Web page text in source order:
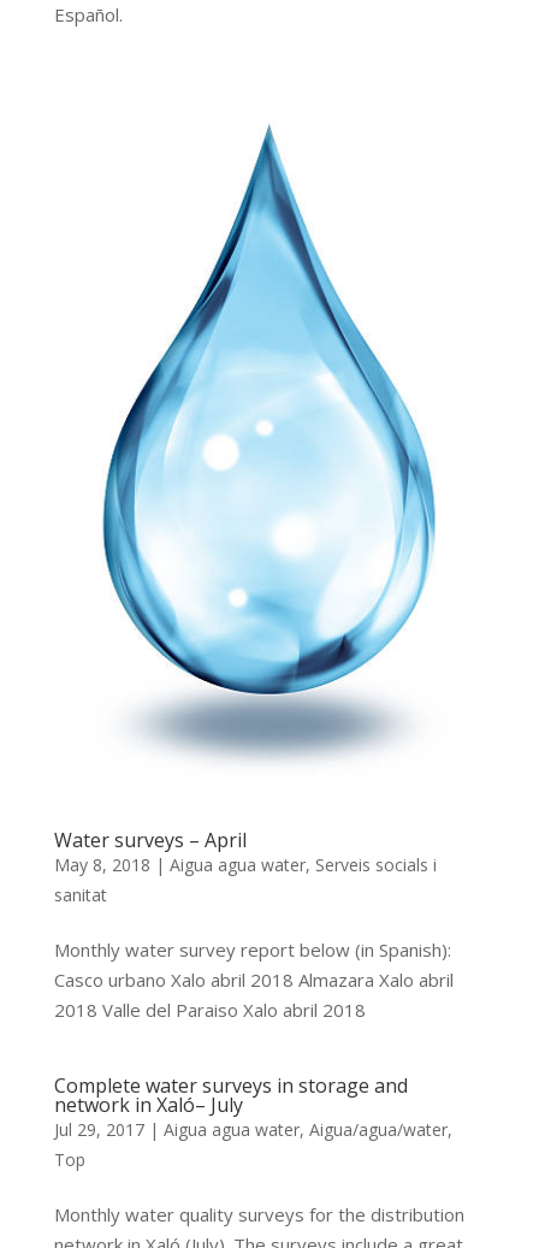
Español.
Water surveys – April
May 8, 2018 | Aigua agua water, Serveis socials i
sanitat
Monthly water survey report below (in Spanish):
Casco urbano Xalo abril 2018 Almazara Xalo abril
2018 Valle del Paraiso Xalo abril 2018
Complete water surveys in storage and
network in Xaló– July
Jul 29, 2017| Aigua agua water, Aigua/agua/water,
Top
Monthly water quality surveys for the distribution